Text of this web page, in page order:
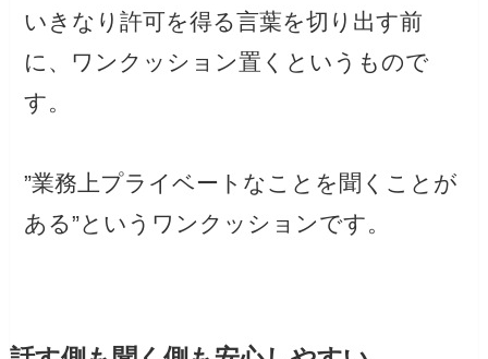
いきなり許可を得る言葉を切り出す前
に、ワンクッション置くというもので
す。
”業務上プライベートなことを聞くことが
ある”というワンクッションです。